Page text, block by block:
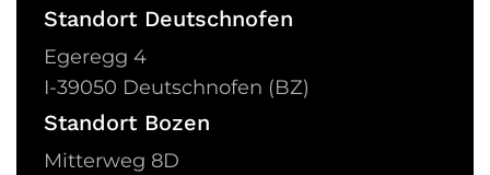
Standort Deutschnofen
Egeregg 4
I-39050 Deutschnofen (BZ)
Standort Bozen
Mitterweg 8D